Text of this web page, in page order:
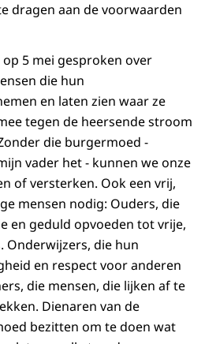
dragen aan de voorwaarden
5 mei gesproken over
die hun
en laten zien waar ze
tegen de heersende stroom
die burgermoed -
vader het - kunnen we onze
of versterken. Ook een vrij,
mensen nodig: Ouders, die
en geduld opvoeden tot vrije,
die hun
en respect voor anderen
die mensen, die lijken af te
Dienaren van de
bezitten om te doen wat